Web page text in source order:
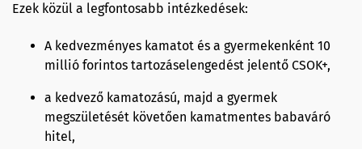
Ezek közül a legfontosabb intézkedések:
A kedvezményes kamatot és a gyermekenként 10
millió forintos tartozáselengedést jelentő CSOK+,
a kedvező kamatozású, majd a gyermek
megszületését követően kamatmentes babaváró
hitel,